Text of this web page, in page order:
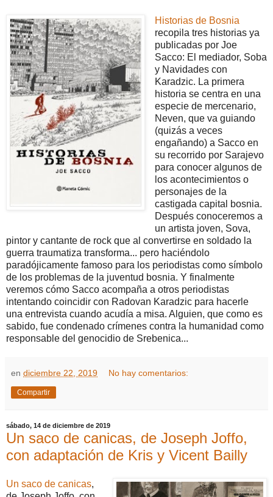
Historias de Bosnia
recopila tres historias ya
publicadas por Joe
Sacco: El mediador, Soba
y Navidades con
Karadzic. La primera
historia se centra en una
especie de mercenario,
Neven, que va guiando
(quizás a veces
engañando) a Sacco en
su recorrido por Sarajevo
para conocer algunos de
los acontecimientos o
personajes de la
castigada capital bosnia.
Después conoceremos a
un artista joven, Sova,
pintor y cantante de rock que al convertirse en soldado la
guerra traumatiza transforma... pero haciéndolo
paradójicamente famoso para los periodistas como símbolo
de los problemas de la juventud bosnia. Y finalmente
veremos cómo Sacco acompaña a otros periodistas
intentando coincidir con Radovan Karadzic para hacerle
una entrevista cuando acudía a misa. Alguien, que como es
sabido, fue condenado crímenes contra la humanidad como
responsable del genocidio de Srebenica...
en diciembre 22, 2019 No hay comentarios:
Compartir
sábado, 14 de diciembre de 2019
Un saco de canicas, de Joseph Joffo,
con adaptación de Kris y Vicent Bailly
Un saco de canicas,